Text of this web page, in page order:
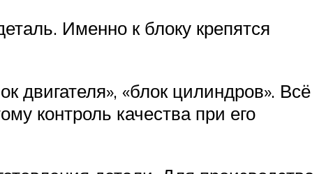
Именно к блоку крепятся
двигателя», «блок цилиндров». Всё
контроль качества при его